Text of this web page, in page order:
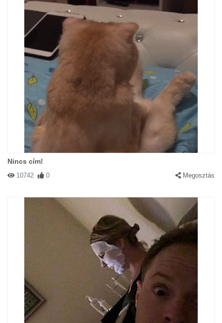
Nincs cím!
10742 0 Megosztás